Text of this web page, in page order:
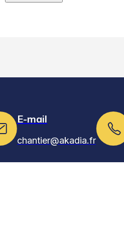
E-mail
chantier@akadia.fr